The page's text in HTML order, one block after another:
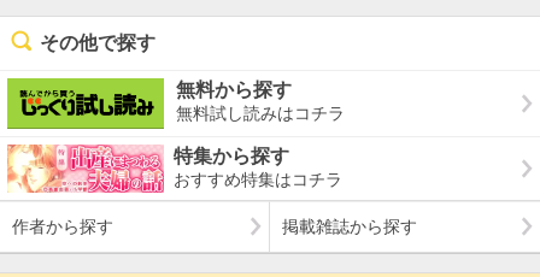
その他で探す
無料から探す
無料試し読みはコチラ
特集から探す
おすすめ特集はコチラ
作者から探す 掲載雑誌から探す